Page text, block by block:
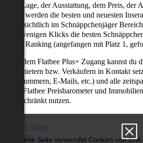
Diese Seite verwendet Cookies von Erst-
der Lage, der Ausstattung, dem Preis, der
werden die besten und neuesten
übersichtlich im Schnäppchenjäger
nur wenigen Klicks die besten
als Ranking (angefangen mit Platz 1,
mit dem Flatbee Plus+ Zugang kannst du
Vermietern bzw. Verkäufern in Kontakt
E-Mails, etc.) und alle
den Flatbee Preisbarometer und
nutzen.
Über Flatbee
Kontakt